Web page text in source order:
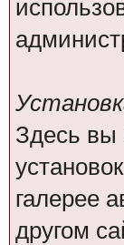
Здесь вы
галерее
другом